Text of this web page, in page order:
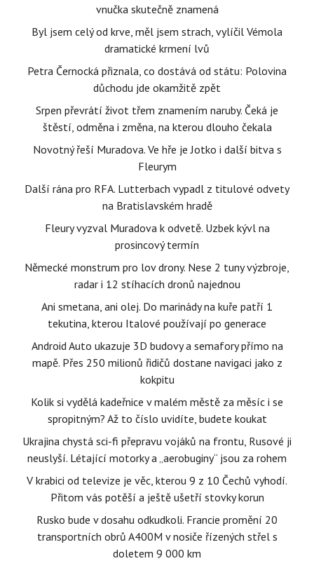
vnučka skutečně znamená
Byl jsem celý od krve, měl jsem strach, vylíčil Vémola
dramatické krmení lvů
Petra Černocká přiznala, co dostává od státu: Polovina
důchodu jde okamžitě zpět
Srpen převrátí život třem znamením naruby. Čeká je
štěstí, odměna i změna, na kterou dlouho čekala
Novotný řeší Muradova. Ve hře je Jotko i další bitva s
Fleurym
Další rána pro RFA. Lutterbach vypadl z titulové odvety
na Bratislavském hradě
Fleury vyzval Muradova k odvetě. Uzbek kývl na
prosincový termín
Německé monstrum pro lov drony. Nese 2 tuny výzbroje,
radar i 12 stíhacích dronů najednou
Ani smetana, ani olej. Do marinády na kuře patří 1
tekutina, kterou Italové používají po generace
Android Auto ukazuje 3D budovy a semafory přímo na
mapě. Přes 250 milionů řidičů dostane navigaci jako z
kokpitu
Kolik si vydělá kadeřnice v malém městě za měsíc i se
spropitným? Až to číslo uvidíte, budete koukat
Ukrajina chystá sci-fi přepravu vojáků na frontu, Rusové ji
neuslyší. Létající motorky a „aerobuginy“ jsou za rohem
V krabici od televize je věc, kterou 9 z 10 Čechů vyhodí.
Přitom vás potěší a ještě ušetří stovky korun
Rusko bude v dosahu odkudkoli. Francie promění 20
transportních obrů A400M v nosiče řízených střel s
doletem 9 000 km